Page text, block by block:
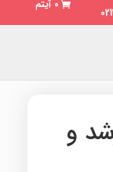
0 آیتم
و